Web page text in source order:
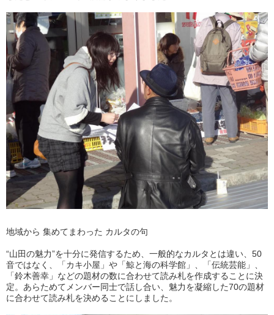
地域から 集めてまわった カルタの句
“山田の魅力”を十分に発信するため、一般的なカルタとは違い、50
音ではなく、「カキ小屋」や「鯨と海の科学館」、「伝統芸能」、
「鈴木善幸」などの題材の数に合わせて読み札を作成することに決
定。あらためてメンバー同士で話し合い、魅力を凝縮した70の題材
に合わせて読み札を決めることにしました。